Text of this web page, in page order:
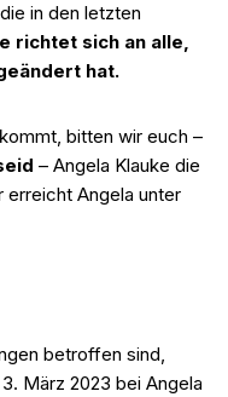
in den letzten
richtet sich an alle,
hat.
bitten wir euch –
– Angela Klauke die
erreicht Angela unter
betroffen sind,
März 2023 bei Angela